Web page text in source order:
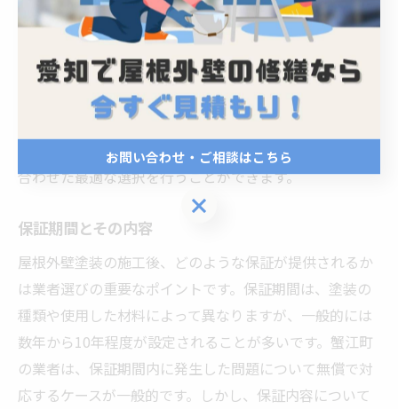
す。特に、耐久性や防水性能に優れた塗料を選ぶこと
で、長期間の保護が期待できます。一方、施工費用に
は、職人の人件費や下地処理の費用が含まれます。蟹江
町の地元業者の多くは、詳細な内訳を提示してくれるの
で、比較検討の際に役立ちます。また、この内訳を通じ
て、どの項目に最も費用がかかるのかを把握し、予算に
合わせた最適な選択を行うことができます。
保証期間とその内容
屋根外壁塗装の施工後、どのような保証が提供されるか
は業者選びの重要なポイントです。保証期間は、塗装の
種類や使用した材料によって異なりますが、一般的には
数年から10年程度が設定されることが多いです。蟹江町
の業者は、保証期間内に発生した問題について無償で対
応するケースが一般的です。しかし、保証内容について
お問い合わせ・ご相談はこちら
お問い合わせ・ご相談はこちら